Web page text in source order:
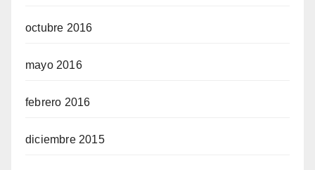
octubre 2016
mayo 2016
febrero 2016
diciembre 2015